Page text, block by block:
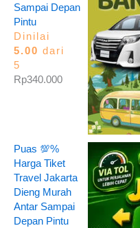
Sampai Depan
Pintu
Dinilai
5.00 dari
5
Rp340.000
Puas 💯%
Harga Tiket
Travel Jakarta
Dieng Murah
Antar Sampai
Depan Pintu